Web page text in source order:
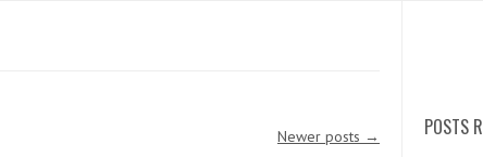
Newer posts → POSTS